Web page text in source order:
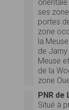
ses
portes
zone
la
de
Meuse
de la
zone
PNR de
Situé à